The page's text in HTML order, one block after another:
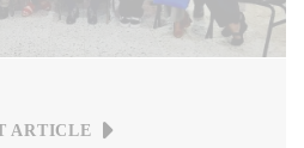
ARTICLE